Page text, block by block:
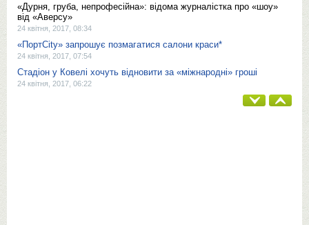
«Дурня, груба, непрофесійна»: відома журналістка про «шоу»
від «Аверсу»
24 квітня, 2017, 08:34
«ПортCity» запрошує позмагатися салони краси*
24 квітня, 2017, 07:54
Стадіон у Ковелі хочуть відновити за «міжнародні» гроші
24 квітня, 2017, 06:22